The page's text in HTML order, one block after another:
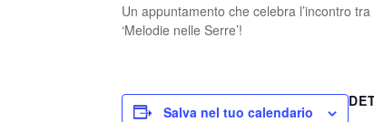
Un appuntamento che celebra l’incontro
‘Melodie nelleSerre’!
Salva nel tuo calendario